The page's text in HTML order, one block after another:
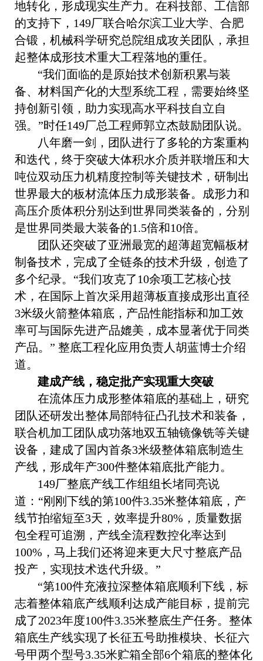
地转化，形成现实生产力。在科技部、工信部
的支持下， 149厂联合哈尔滨工业大学、合肥
合锻，机械科学研究总院组成攻关团队，承担
起整体成形技术重大工程落地的重任。
“我们面临的是原始技术创新积累与装
备、材料国产化的大型系统工程，需要始终坚
持创新引领，助力实现高水平科技自立自
强。”时任149厂总工程师郭立杰鼓励团队说。
八年磨一剑，团队进行了多轮的方案重构
和迭代，终于突破大体积水介质并联增压和大
吨位双动压力机精度控制等关键技术，研制出
世界最大的板材流体压力成形装备。成形力和
高压介质体积分别达到世界同类装备的，分别
是世界同类最大装备的1.5倍和10倍。
团队还突破了亚洲最宽的超薄超宽幅板材
制备技术，完成了全链条的技术升级，创造了
多个纪录。“我们攻克了10余项工艺核心技
术，在国际上首次采用超薄板直接成形出直径
3米级火箭整体箱底，产品性能指标和加工效
率可与国际先进产品媲美，成本显著优于同类
产品。” 整底工程化应用负责人胡蓝博士介绍
道。
建成产线， 稳定批产实现重大突破
在流体压力成形整体箱底的基础上，研究
团队还研发出整体局部特征凸孔技术和装备，
联合机加工团队成功落地双五轴镜像铣等关键
设备，建成了国内首条3米级整体箱底制造生
产线，形成年产300件整体箱底批产能力。
149厂整底产线工作组组长堵同亮说
道：“刚刚下线的第100件3.35米整体箱底，产
线节拍缩短至3天，效率提升80% ，质量数据
包全程可追溯，产线全流程数控化率达到
100% ，马上我们还将迎来更大尺寸整底产品
投产，实现技术迭代升级。”
“第100件充液拉深整体箱底顺利下线，标
志着整体箱底产线顺利达成产能目标，提前完
成了2023年度100件3.35米整底生产任务。整体
箱底生产线实现了长征五号助推模块、长征六
号甲两个型号3.35米贮箱全部6个箱底的整体化